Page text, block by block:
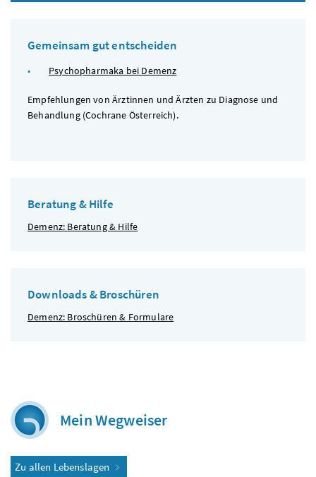
Gemeinsam gut entscheiden
Psychopharmaka bei Demenz
Empfehlungen von Ärztinnen und Ärzten zu Diagnose und
Behandlung (Cochrane Österreich).
Beratung & Hilfe
Demenz: Beratung & Hilfe
Downloads & Broschüren
Demenz: Broschüren & Formulare
Mein Wegweiser
Zu allen Lebenslagen